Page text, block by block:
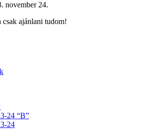
november 24.
csak ajánlani tudom!
24 “B”
24